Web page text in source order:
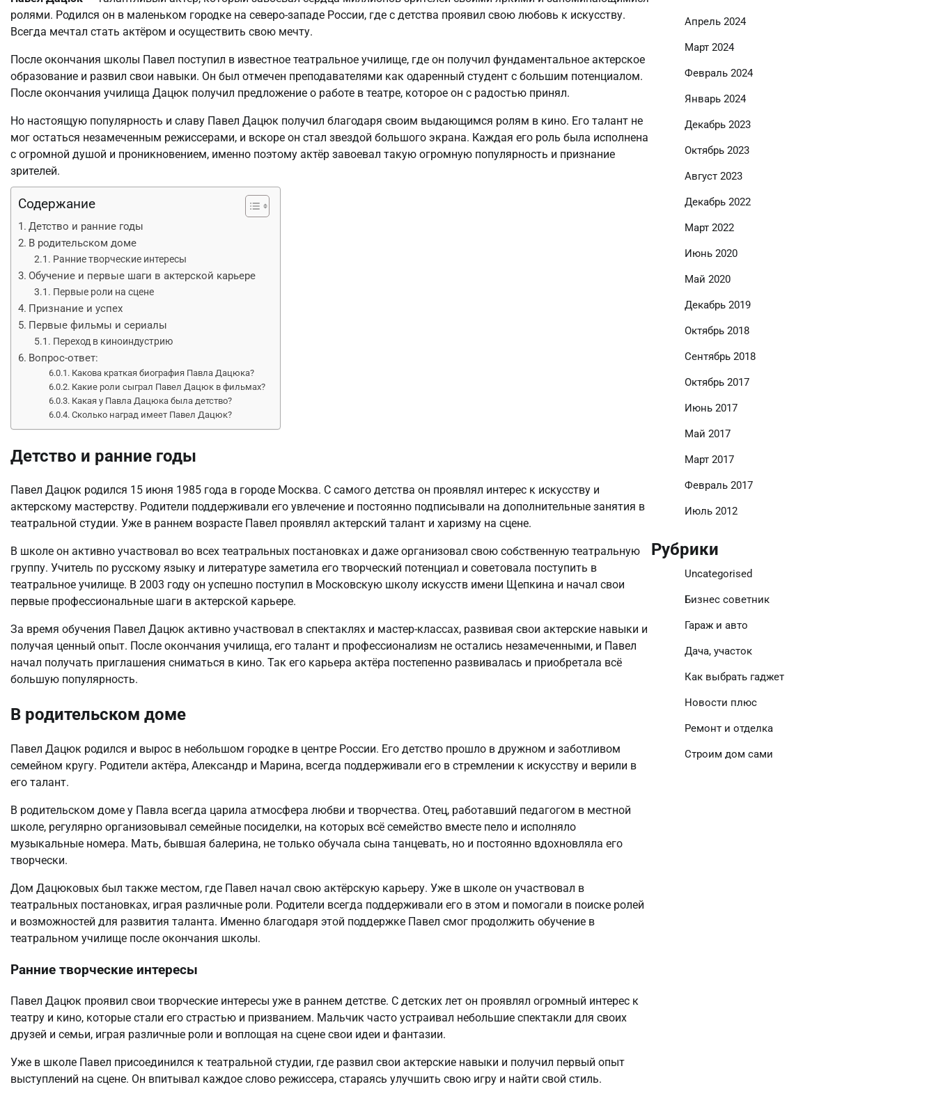
ролями. Родился он в маленьком городке на северо-западе России, где с детства проявил свою любовь к искусству.
Всегда мечтал стать актёром и осуществить свою мечту.
После окончания школы Павел поступил в известное театральное училище, где он получил фундаментальное актерское
образование и развил свои навыки. Он был отмечен преподавателями как одаренный студент с большим потенциалом.
После окончания училища Дацюк получил предложение о работе в театре, которое он с радостью принял.
Но настоящую популярность и славу Павел Дацюк получил благодаря своим выдающимся ролям в кино. Его талант не
мог остаться незамеченным режиссерами, и вскоре он стал звездой большого экрана. Каждая его роль была исполнена
с огромной душой и проникновением, именно поэтому актёр завоевал такую огромную популярность и признание
зрителей.
Содержание
Детство и ранние годы
В родительском доме
Ранние творческие интересы
Обучение и первые шаги в актерской карьере
Первые роли на сцене
Признание и успех
Первые фильмы и сериалы
Переход в киноиндустрию
Вопрос-ответ:
Какова краткая биография Павла Дацюка?
Какие роли сыграл Павел Дацюк в фильмах?
Какая у Павла Дацюка была детство?
Сколько наград имеет Павел Дацюк?
Детство и ранние годы
Павел Дацюк родился 15 июня 1985 года в городе Москва. С самого детства он проявлял интерес к искусству и
актерскому мастерству. Родители поддерживали его увлечение и постоянно подписывали на дополнительные занятия в
театральной студии. Уже в раннем возрасте Павел проявлял актерский талант и харизму на сцене.
В школе он активно участвовал во всех театральных постановках и даже организовал свою собственную театральную
группу. Учитель по русскому языку и литературе заметила его творческий потенциал и советовала поступить в
театральное училище. В 2003 году он успешно поступил в Московскую школу искусств имени Щепкина и начал свои
первые профессиональные шаги в актерской карьере.
За время обучения Павел Дацюк активно участвовал в спектаклях и мастер-классах, развивая свои актерские навыки и
получая ценный опыт. После окончания училища, его талант и профессионализм не остались незамеченными, и Павел
начал получать приглашения сниматься в кино. Так его карьера актёра постепенно развивалась и приобретала всё
большую популярность.
В родительском доме
Павел Дацюк родился и вырос в небольшом городке в центре России. Его детство прошло в дружном и заботливом
семейном кругу. Родители актёра, Александр и Марина, всегда поддерживали его в стремлении к искусству и верили в
его талант.
В родительском доме у Павла всегда царила атмосфера любви и творчества. Отец, работавший педагогом в местной
школе, регулярно организовывал семейные посиделки, на которых всё семейство вместе пело и исполняло
музыкальные номера. Мать, бывшая балерина, не только обучала сына танцевать, но и постоянно вдохновляла его
творчески.
Дом Дацюковых был также местом, где Павел начал свою актёрскую карьеру. Уже в школе он участвовал в
театральных постановках, играя различные роли. Родители всегда поддерживали его в этом и помогали в поиске ролей
и возможностей для развития таланта. Именно благодаря этой поддержке Павел смог продолжить обучение в
театральном училище после окончания школы.
Ранние творческие интересы
Павел Дацюк проявил свои творческие интересы уже в раннем детстве. С детских лет он проявлял огромный интерес к
театру и кино, которые стали его страстью и призванием. Мальчик часто устраивал небольшие спектакли для своих
друзей и семьи, играя различные роли и воплощая на сцене свои идеи и фантазии.
Уже в школе Павел присоединился к театральной студии, где развил свои актерские навыки и получил первый опыт
выступлений на сцене. Он впитывал каждое слово режиссера, стараясь улучшить свою игру и найти свой стиль.
Апрель 2024
Март 2024
Февраль 2024
Январь 2024
Декабрь 2023
Октябрь 2023
Август 2023
Декабрь 2022
Март 2022
Июнь 2020
Май 2020
Декабрь 2019
Октябрь 2018
Сентябрь 2018
Октябрь 2017
Июнь 2017
Май 2017
Март 2017
Февраль 2017
Июль 2012
Рубрики
Uncategorised
Бизнес советник
Гараж и авто
Дача, участок
Как выбрать гаджет
Новости плюс
Ремонт и отделка
Строим дом сами